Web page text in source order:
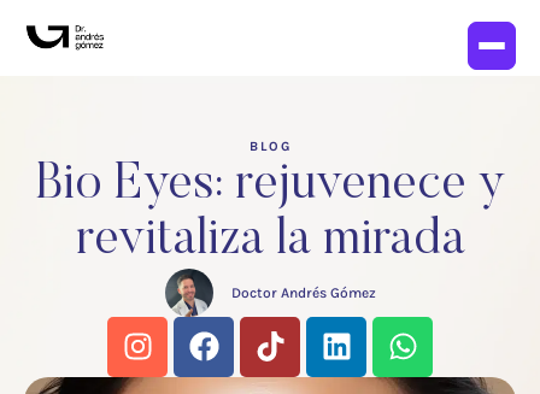
BLOG
Bio Eyes: rejuvenece y
revitaliza la mirada
Doctor Andrés Gómez